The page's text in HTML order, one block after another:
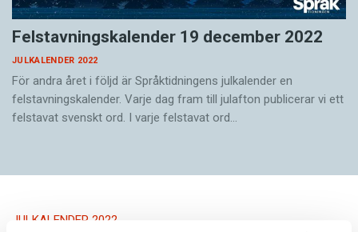
Felstavningskalender 19 december 2022
JULKALENDER 2022
För andra året i följd är Språktidningens julkalender en
felstavningskalender. Varje dag fram till julafton publicerar vi ett
felstavat svenskt ord. I varje felstavat ord…
JULKALENDER 2022